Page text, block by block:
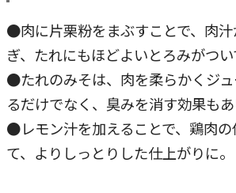
●肉に片栗粉をまぶすことで、肉
ぎ、たれにもほどよいとろみがつい
●たれのみそは、肉を柔らかくジ
るだけでなく、臭みを消す効果もあ
●レモン汁を加えることで、鶏肉の
て、よりしっとりした仕上がりに。